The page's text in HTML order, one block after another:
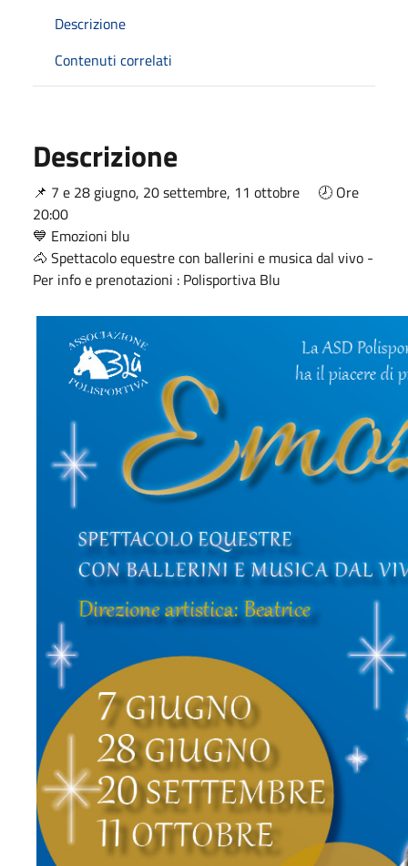
Descrizione
Contenuti correlati
Descrizione
📌 7 e 28 giugno, 20 settembre, 11 ottobre 🕗 Ore
20:00
💙 Emozioni blu
🐴 Spettacolo equestre con ballerini e musica dal vivo -
Per info e prenotazioni : Polisportiva Blu